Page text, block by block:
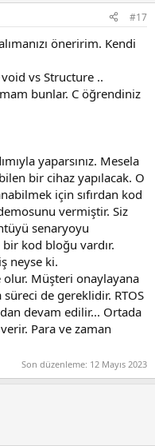
#17
öneririm. Kendi
vs Structure ..
bunlar. C öğrendiniz
yaparsınız. Mesela
bir cihaz yapılacak. O
için sıfırdan kod
vermiştir. Siz
senaryoyu
kod bloğu vardır.
neyse ki.
olur. Müşteri onaylayana
süreci de gereklidir. RTOS
devam edilir... Ortada
Para ve zaman
Son düzenleme: 12 Mayıs 2023